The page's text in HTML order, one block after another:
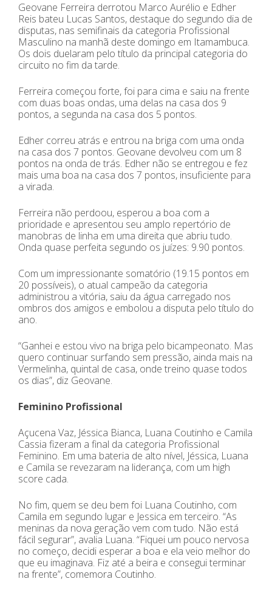
Geovane Ferreira derrotou Marco Aurélio e Edher
Reis bateu Lucas Santos, destaque do segundo dia de
disputas, nas semifinais da categoria Profissional
Masculino na manhã deste domingo em Itamambuca.
Os dois duelaram pelo título da principal categoria do
circuito no fim da tarde.
Ferreira começou forte, foi para cima e saiu na frente
com duas boas ondas, uma delas na casa dos 9
pontos, a segunda na casa dos 5 pontos.
Edher correu atrás e entrou na briga com uma onda
na casa dos 7 pontos. Geovane devolveu com um 8
pontos na onda de trás. Edher não se entregou e fez
mais uma boa na casa dos 7 pontos, insuficiente para
a virada.
Ferreira não perdoou, esperou a boa com a
prioridade e apresentou seu amplo repertório de
manobras de linha em uma direita que abriu tudo.
Onda quase perfeita segundo os juízes: 9.90 pontos.
Com um impressionante somatório (19.15 pontos em
20 possíveis), o atual campeão da categoria
administrou a vitória, saiu da água carregado nos
ombros dos amigos e embolou a disputa pelo título do
ano.
“Ganhei e estou vivo na briga pelo bicampeonato. Mas
quero continuar surfando sem pressão, ainda mais na
Vermelinha, quintal de casa, onde treino quase todos
os dias”, diz Geovane.
Feminino Profissional
Açucena Vaz, Jéssica Bianca, Luana Coutinho e Camila
Cassia fizeram a final da categoria Profissional
Feminino. Em uma bateria de alto nível, Jéssica, Luana
e Camila se revezaram na liderança, com um high
score cada.
No fim, quem se deu bem foi Luana Coutinho, com
Camila em segundo lugar e Jessica em terceiro. “As
meninas da nova geração vem com tudo. Não está
fácil segurar”, avalia Luana. “Fiquei um pouco nervosa
no começo, decidi esperar a boa e ela veio melhor do
que eu imaginava. Fiz até a beira e consegui terminar
na frente”, comemora Coutinho.